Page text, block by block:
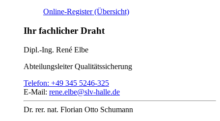
Online-Register (Übersicht)
Ihr fachlicher Draht
Dipl.-Ing. René Elbe
AbteilungsleiterQualitätssicherung
Telefon: +49 345 5246-325
E-Mail: rene.elbe@slv-halle.de
Dr. rer. nat. Florian Otto Schumann